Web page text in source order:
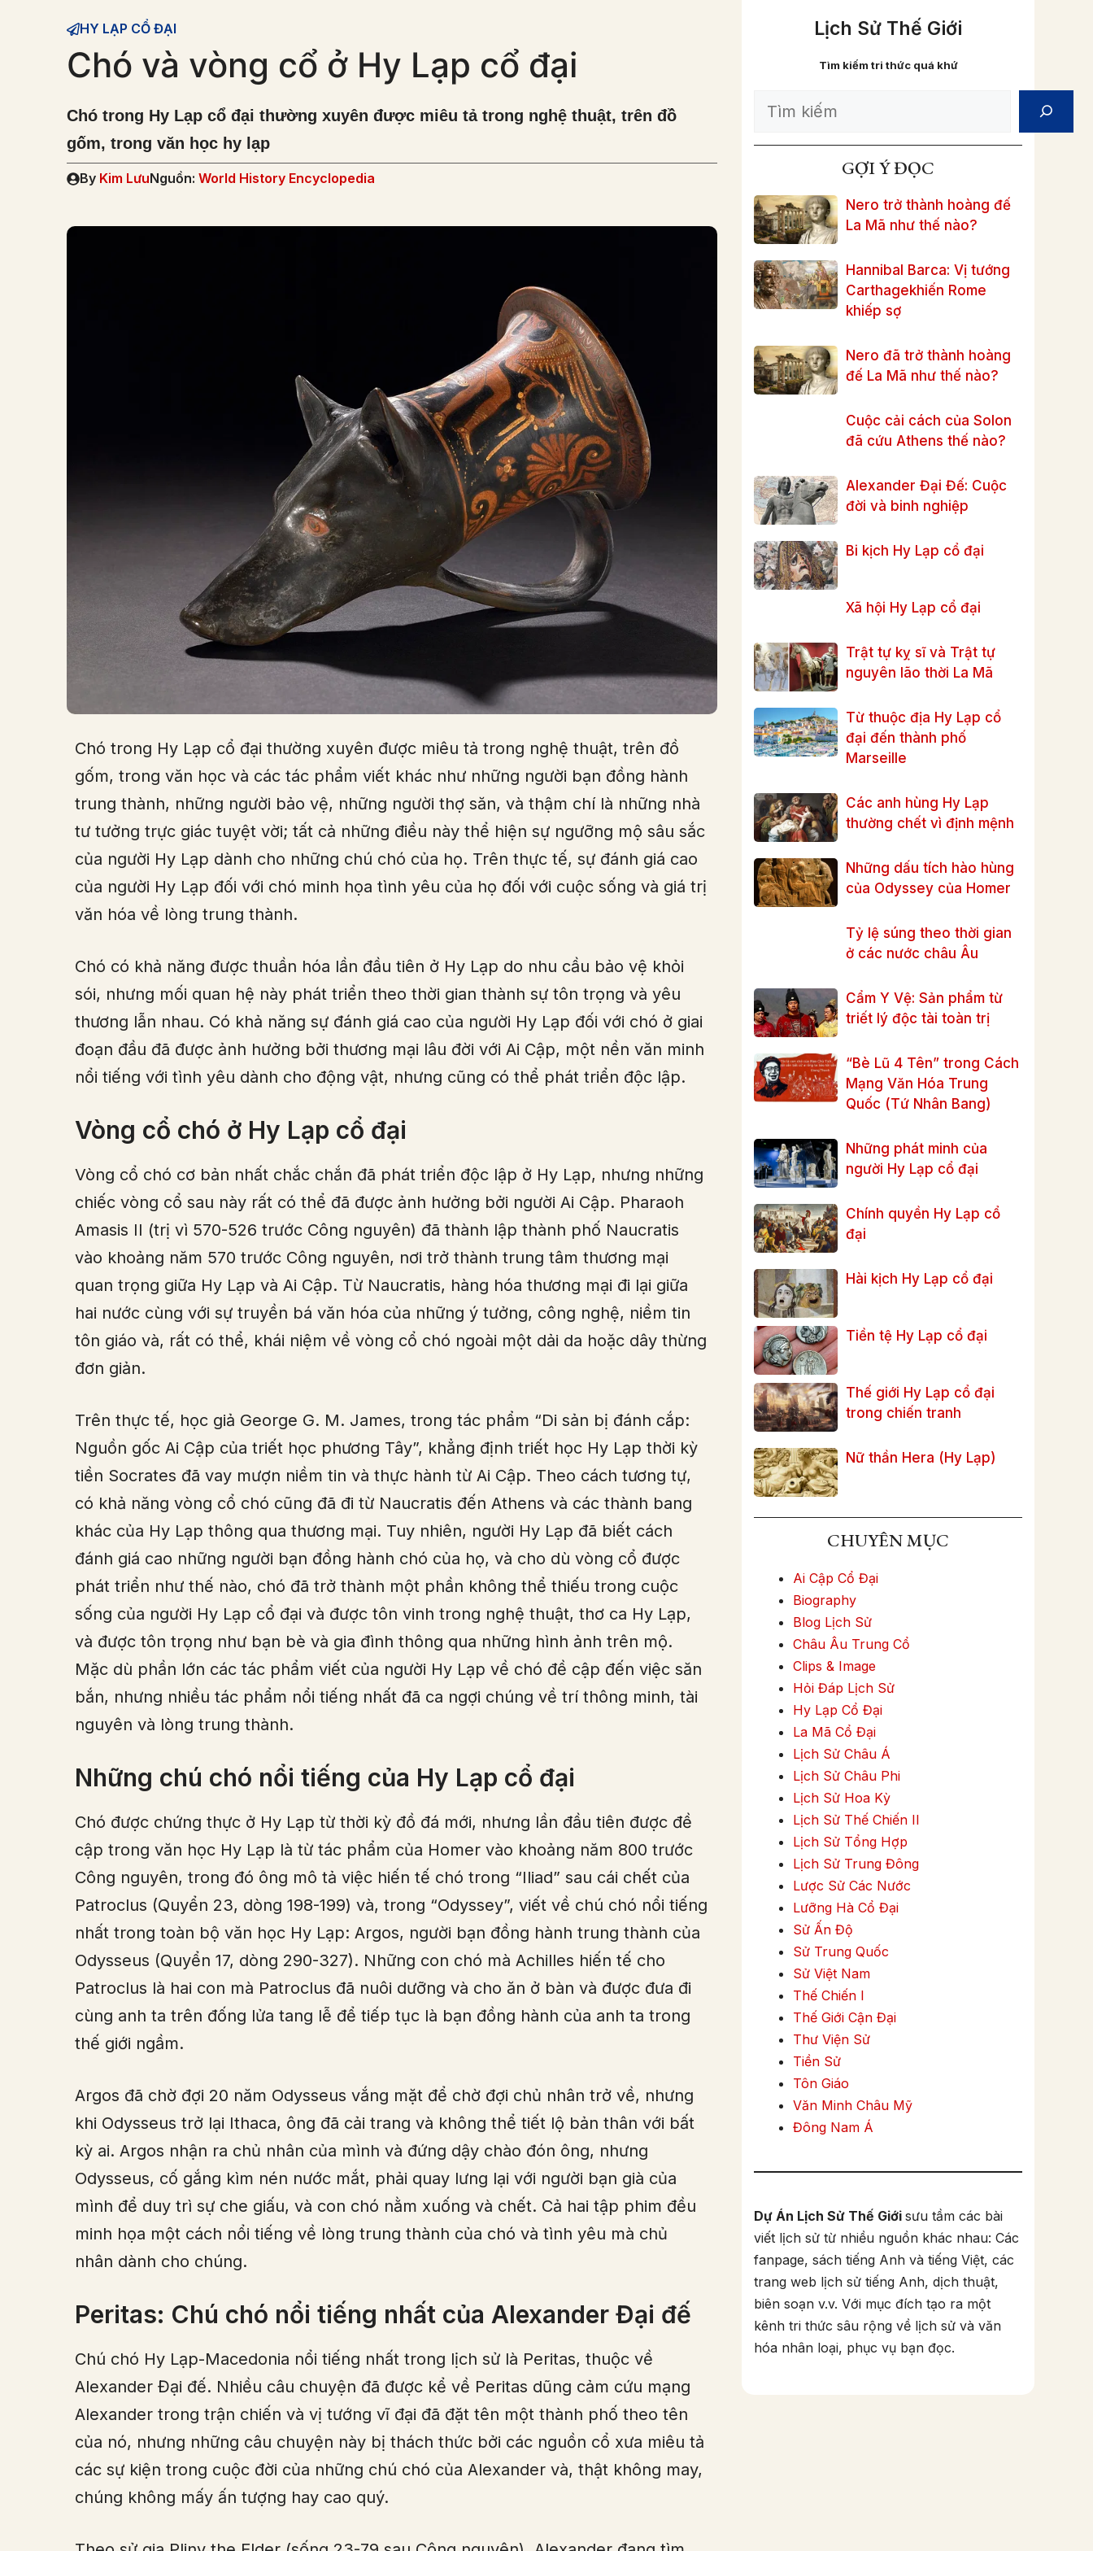
HY LẠP CỔ ĐẠI
Chó và vòng cổ ở Hy Lạp cổ đại
Chó trong Hy Lạp cổ đại thường xuyên được miêu tả trong nghệ thuật, trên đồ
gốm, trong văn học hy lạp
By Kim LưuNguồn: World History Encyclopedia
Chó trong Hy Lạp cổ đại thường xuyên được miêu tả trong nghệ thuật, trên đồ
gốm, trong văn học và các tác phẩm viết khác như những người bạn đồng hành
trung thành, những người bảo vệ, những người thợ săn, và thậm chí là những nhà
tư tưởng trực giác tuyệt vời; tất cả những điều này thể hiện sự ngưỡng mộ sâu sắc
của người Hy Lạp dành cho những chú chó của họ. Trên thực tế, sự đánh giá cao
của người Hy Lạp đối với chó minh họa tình yêu của họ đối với cuộc sống và giá trị
văn hóa về lòng trung thành.
Chó có khả năng được thuần hóa lần đầu tiên ở Hy Lạp do nhu cầu bảo vệ khỏi
sói, nhưng mối quan hệ này phát triển theo thời gian thành sự tôn trọng và yêu
thương lẫn nhau. Có khả năng sự đánh giá cao của người Hy Lạp đối với chó ở giai
đoạn đầu đã được ảnh hưởng bởi thương mại lâu đời với Ai Cập, một nền văn minh
nổi tiếng với tình yêu dành cho động vật, nhưng cũng có thể phát triển độc lập.
Vòng cổ chó ở Hy Lạp cổ đại
Vòng cổ chó cơ bản nhất chắc chắn đã phát triển độc lập ở Hy Lạp, nhưng những
chiếc vòng cổ sau này rất có thể đã được ảnh hưởng bởi người Ai Cập. Pharaoh
Amasis II (trị vì 570-526 trước Công nguyên) đã thành lập thành phố Naucratis
vào khoảng năm 570 trước Công nguyên, nơi trở thành trung tâm thương mại
quan trọng giữa Hy Lạp và Ai Cập. Từ Naucratis, hàng hóa thương mại đi lại giữa
hai nước cùng với sự truyền bá văn hóa của những ý tưởng, công nghệ, niềm tin
tôn giáo và, rất có thể, khái niệm về vòng cổ chó ngoài một dải da hoặc dây thừng
đơn giản.
Trên thực tế, học giả George G. M. James, trong tác phẩm “Di sản bị đánh cắp:
Nguồn gốc Ai Cập của triết học phương Tây”, khẳng định triết học Hy Lạp thời kỳ
tiền Socrates đã vay mượn niềm tin và thực hành từ Ai Cập. Theo cách tương tự,
có khả năng vòng cổ chó cũng đã đi từ Naucratis đến Athens và các thành bang
khác của Hy Lạp thông qua thương mại. Tuy nhiên, người Hy Lạp đã biết cách
đánh giá cao những người bạn đồng hành chó của họ, và cho dù vòng cổ được
phát triển như thế nào, chó đã trở thành một phần không thể thiếu trong cuộc
sống của người Hy Lạp cổ đại và được tôn vinh trong nghệ thuật, thơ ca Hy Lạp,
và được tôn trọng như bạn bè và gia đình thông qua những hình ảnh trên mộ.
Mặc dù phần lớn các tác phẩm viết của người Hy Lạp về chó đề cập đến việc săn
bắn, nhưng nhiều tác phẩm nổi tiếng nhất đã ca ngợi chúng về trí thông minh, tài
nguyên và lòng trung thành.
Những chú chó nổi tiếng của Hy Lạp cổ đại
Chó được chứng thực ở Hy Lạp từ thời kỳ đồ đá mới, nhưng lần đầu tiên được đề
cập trong văn học Hy Lạp là từ tác phẩm của Homer vào khoảng năm 800 trước
Công nguyên, trong đó ông mô tả việc hiến tế chó trong “Iliad” sau cái chết của
Patroclus (Quyển 23, dòng 198-199) và, trong “Odyssey”, viết về chú chó nổi tiếng
nhất trong toàn bộ văn học Hy Lạp: Argos, người bạn đồng hành trung thành của
Odysseus (Quyển 17, dòng 290-327). Những con chó mà Achilles hiến tế cho
Patroclus là hai con mà Patroclus đã nuôi dưỡng và cho ăn ở bàn và được đưa đi
cùng anh ta trên đống lửa tang lễ để tiếp tục là bạn đồng hành của anh ta trong
thế giới ngầm.
Argos đã chờ đợi 20 năm Odysseus vắng mặt để chờ đợi chủ nhân trở về, nhưng
khi Odysseus trở lại Ithaca, ông đã cải trang và không thể tiết lộ bản thân với bất
kỳ ai. Argos nhận ra chủ nhân của mình và đứng dậy chào đón ông, nhưng
Odysseus, cố gắng kìm nén nước mắt, phải quay lưng lại với người bạn già của
mình để duy trì sự che giấu, và con chó nằm xuống và chết. Cả hai tập phim đều
minh họa một cách nổi tiếng về lòng trung thành của chó và tình yêu mà chủ
nhân dành cho chúng.
Peritas: Chú chó nổi tiếng nhất của Alexander Đại đế
Chú chó Hy Lạp-Macedonia nổi tiếng nhất trong lịch sử là Peritas, thuộc về
Alexander Đại đế. Nhiều câu chuyện đã được kể về Peritas dũng cảm cứu mạng
Alexander trong trận chiến và vị tướng vĩ đại đã đặt tên một thành phố theo tên
của nó, nhưng những câu chuyện này bị thách thức bởi các nguồn cổ xưa miêu tả
các sự kiện trong cuộc đời của những chú chó của Alexander và, thật không may,
chúng không mấy ấn tượng hay cao quý.
Lịch Sử Thế Giới
Tìm kiếm tri thức quá khứ
Search
GỢI Ý ĐỌC
Nero trở thành hoàng đế
La Mã như thế nào?
Hannibal Barca: Vị tướng
Carthagekhiến Rome
khiếp sợ
Nero đã trở thành hoàng
đế La Mã như thế nào?
Cuộc cải cách của Solon
đã cứu Athens thế nào?
Alexander Đại Đế: Cuộc
đời và binh nghiệp
Bi kịch Hy Lạp cổ đại
Xã hội Hy Lạp cổ đại
Trật tự kỵ sĩ và Trật tự
nguyên lão thời La Mã
Từ thuộc địa Hy Lạp cổ
đại đến thành phố
Marseille
Các anh hùng Hy Lạp
thường chết vì định mệnh
Những dấu tích hào hùng
của Odyssey của Homer
Tỷ lệ súng theo thời gian
ở các nước châu Âu
Cẩm Y Vệ: Sản phẩm từ
triết lý độc tài toàn trị
“Bè Lũ 4 Tên” trong Cách
Mạng Văn Hóa Trung
Quốc (Tứ Nhân Bang)
Những phát minh của
người Hy Lạp cổ đại
Chính quyền Hy Lạp cổ
đại
Hài kịch Hy Lạp cổ đại
Tiền tệ Hy Lạp cổ đại
Thế giới Hy Lạp cổ đại
trong chiến tranh
Nữ thần Hera (Hy Lạp)
CHUYÊN MỤC
Ai Cập Cổ Đại
Biography
Blog Lịch Sử
Châu Âu Trung Cổ
Clips & Image
Hỏi Đáp Lịch Sử
Hy Lạp Cổ Đại
La Mã Cổ Đại
Lịch Sử Châu Á
Lịch Sử Châu Phi
Lịch Sử Hoa Kỳ
Lịch Sử Thế Chiến II
Lịch Sử Tổng Hợp
Lịch Sử Trung Đông
Lược Sử Các Nước
Lưỡng Hà Cổ Đại
Sử Ấn Độ
Sử Trung Quốc
Sử Việt Nam
Thế Chiến I
Thế Giới Cận Đại
Thư Viện Sử
Tiền Sử
Tôn Giáo
Văn Minh Châu Mỹ
Đông Nam Á
Dự Án Lịch Sử Thế Giới sưu tầm các bài
viết lịch sử từ nhiều nguồn khác nhau: Các
fanpage, sách tiếng Anh và tiếng Việt, các
trang web lịch sử tiếng Anh, dịch thuật,
biên soạn v.v. Với mục đích tạo ra một
kênh tri thức sâu rộng về lịch sử và văn
hóa nhân loại, phục vụ bạn đọc.